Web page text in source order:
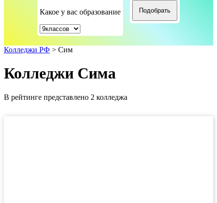
Какое у вас образование
Колледжи РФ > Сим
Колледжи Сима
В рейтинге представлено 2 колледжа